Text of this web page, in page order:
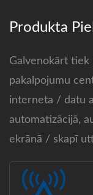
Produkta
Galvenokārt tiek
pakalpojumu
interneta / datu
automatizācijā,
ekrānā / skapī